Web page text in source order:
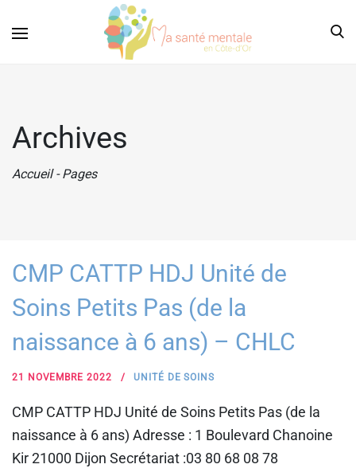
Archives
Accueil - Pages
CMP CATTP HDJ Unité de
Soins Petits Pas (de la
naissance à 6 ans) – CHLC
21 NOVEMBRE 2022 UNITÉ DE SOINS
CMP CATTP HDJ Unité de Soins Petits Pas (de la
naissance à 6 ans) Adresse : 1 Boulevard Chanoine
Kir 21000 Dijon Secrétariat :03 80 68 08 78